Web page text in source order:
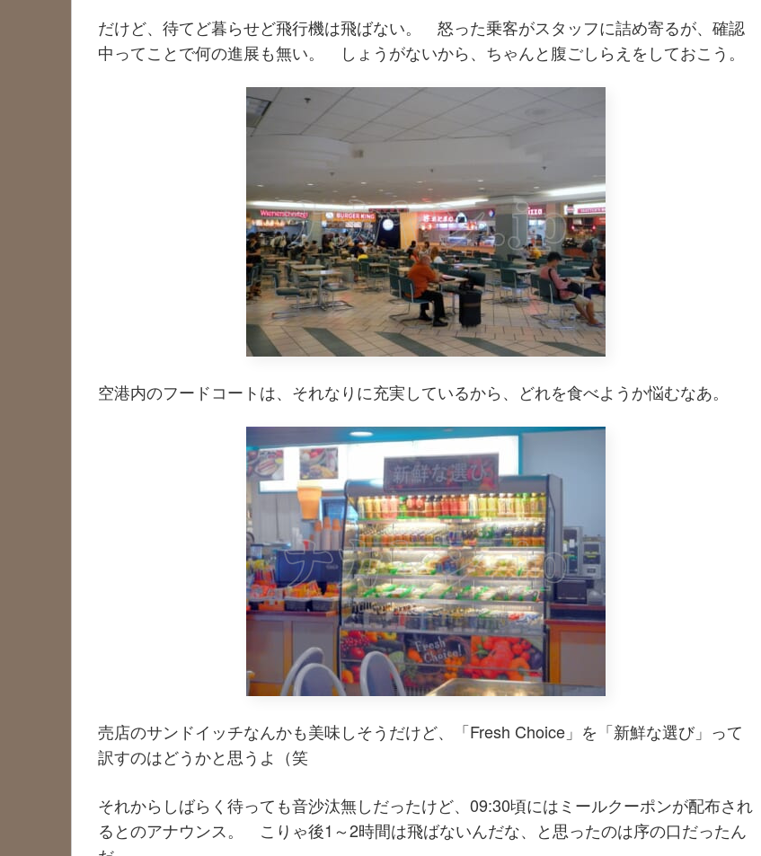
だけど、待てど暮らせど飛行機は飛ばない。 怒った乗客がスタッフに詰め寄るが、確認
中ってことで何の進展も無い。 しょうがないから、ちゃんと腹ごしらえをしておこう。
空港内のフードコートは、それなりに充実しているから、どれを食べようか悩むなあ。
売店のサンドイッチなんかも美味しそうだけど、「Fresh Choice」を「新鮮な選び」って
訳すのはどうかと思うよ（笑
それからしばらく待っても音沙汰無しだったけど、09:30頃にはミールクーポンが配布され
るとのアナウンス。 こりゃ後1～2時間は飛ばないんだな、と思ったのは序の口だったん